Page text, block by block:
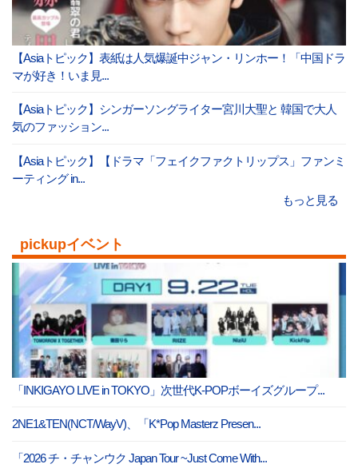
【Asiaトピック】表紙は人気爆誕中ジャン・リンホー！「中国ドラ
マが好き！いま見...
【Asiaトピック】シンガーソングライター宮川大聖と 韓国で大人
気のファッション...
【Asiaトピック】【ドラマ「フェイクファクトリップス」ファンミ
ーティング in...
もっと見る
pickupイベント
「INKIGAYO LIVE in TOKYO」次世代K-POPボーイズグループ...
2NE1&TEN(NCT/WayV)、「K*Pop Masterz Presen...
「2026 チ・チャンウク Japan Tour ~Just Come With...